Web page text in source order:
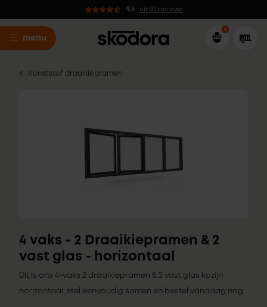
9.3 uit 97 reviews
menu
Kunststof draaikiepramen
4 vaks - 2 Draaikiepramen & 2
vast glas - horizontaal
Dit is ons 4-vaks 2 draaikiepramen & 2 vast glas kozijn
horizontaal, stel eenvoudig samen en bestel vandaag nog.